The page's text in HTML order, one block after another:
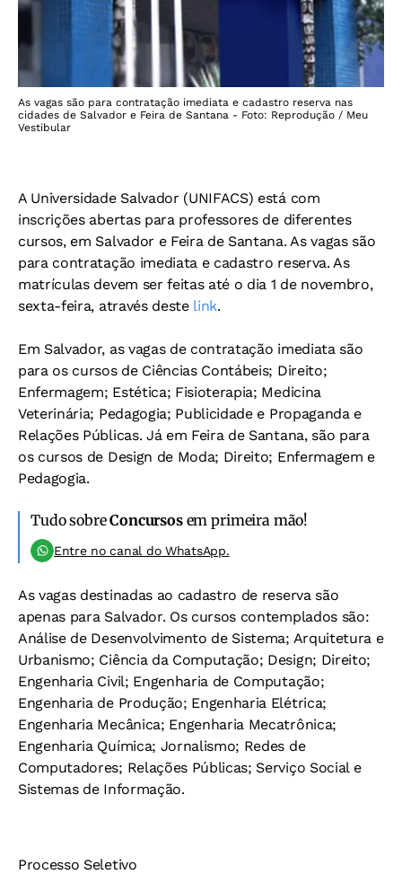
As vagas são para contratação imediata e cadastro reserva nas
cidades de Salvador e Feira de Santana - Foto: Reprodução / Meu
Vestibular
A Universidade Salvador (UNIFACS) está com
inscrições abertas para professores de diferentes
cursos, em Salvador e Feira de Santana. As vagas são
para contratação imediata e cadastro reserva. As
matrículas devem ser feitas até o dia 1 de novembro,
sexta-feira, através deste link.
Em Salvador, as vagas de contratação imediata são
para os cursos de Ciências Contábeis; Direito;
Enfermagem; Estética; Fisioterapia; Medicina
Veterinária; Pedagogia; Publicidade e Propaganda e
Relações Públicas. Já em Feira de Santana, são para
os cursos de Design de Moda; Direito; Enfermagem e
Pedagogia.
Tudo sobreConcursosem primeira mão!
Entre no canal do WhatsApp.
As vagas destinadas ao cadastro de reserva são
apenas para Salvador. Os cursos contemplados são:
Análise de Desenvolvimento de Sistema; Arquitetura e
Urbanismo; Ciência da Computação; Design; Direito;
Engenharia Civil; Engenharia de Computação;
Engenharia de Produção; Engenharia Elétrica;
Engenharia Mecânica; Engenharia Mecatrônica;
Engenharia Química; Jornalismo; Redes de
Computadores; Relações Públicas; Serviço Social e
Sistemas de Informação.
Processo Seletivo